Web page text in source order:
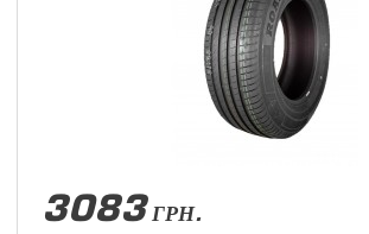
3083 ГРН.